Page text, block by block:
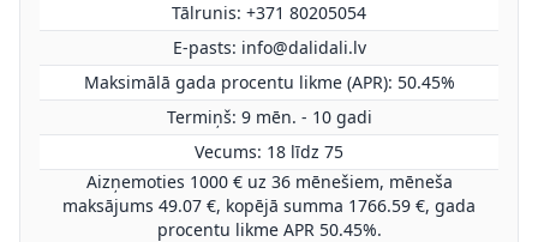
Tālrunis: +371 80205054
E-pasts: info@dalidali.lv
Maksimālā gada procentu likme (APR): 50.45%
Termiņš: 9 mēn. - 10 gadi
Vecums: 18 līdz 75
Aizņemoties 1000 € uz 36 mēnešiem, mēneša
maksājums 49.07 €, kopējā summa 1766.59 €, gada
procentu likme APR 50.45%.